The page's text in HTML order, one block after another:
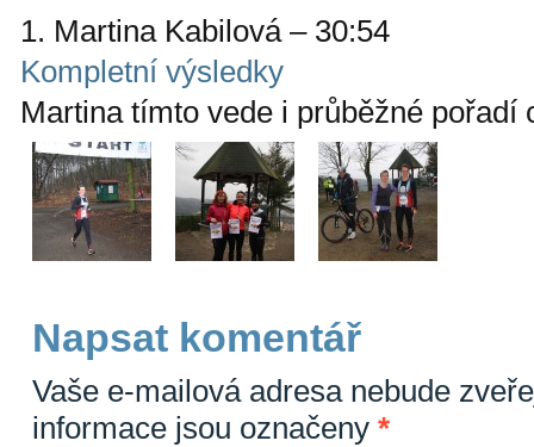
1. Martina Kabilová – 30:54
Kompletní výsledky
Martina tímto vede i průběžné pořadí
Napsat komentář
Vaše e-mailová adresa nebude
informace jsou označeny *